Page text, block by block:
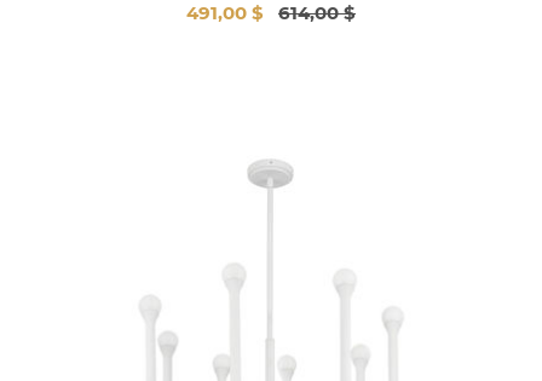
491,00 $ 614,00 $